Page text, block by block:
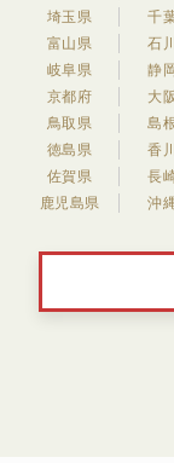
埼玉県
千
富山県
石
岐阜県
静
京都府
大
鳥取県
島
徳島県
香
佐賀県
長
鹿児島県
沖